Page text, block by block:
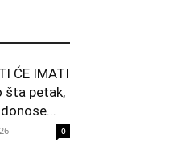
ĆE IMATI
šta petak,
0